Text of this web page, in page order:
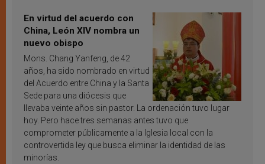
En virtud del acuerdo con
China, León XIV nombra un
nuevo obispo
Mons. Chang Yanfeng, de 42
años, ha sido nombrado en virtud
del Acuerdo entre China y la Santa
Sede para una diócesis que
llevaba veinte años sin pastor. La ordenación tuvo lugar
hoy. Pero hace tres semanas antes tuvo que
comprometer públicamente a la Iglesia local con la
controvertida ley que busca eliminar la identidad de las
minorías.